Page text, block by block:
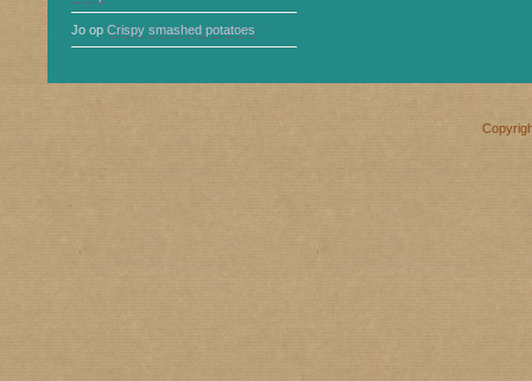
Jo op Crispy smashed potatoes